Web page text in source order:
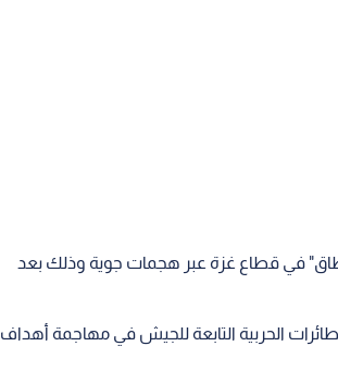
في قطاع غزة عبر هجمات جوية وذلك بعد
الحربية التابعة للجيش في مهاجمة أهداف